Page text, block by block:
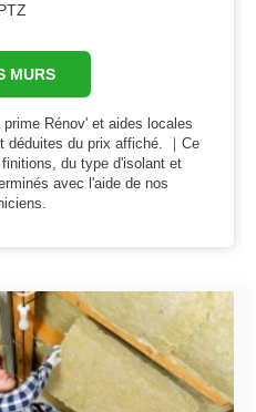
MURS
Rénov' et aides locales
déduites du prix affiché. ｜Ce
du type d'isolant et
avec l'aide de nos